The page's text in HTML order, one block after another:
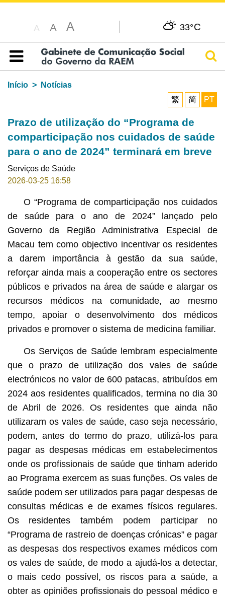
A A A 33°C
Índice
Início
Notícias
繁
简 PT
Prazo de utilização do “Programa de
comparticipação nos cuidados de saúde
para o ano de 2024” terminará em breve
Serviços de Saúde
2026-03-25 16:58
O “Programa de comparticipação nos cuidados
de saúde para o ano de 2024” lançado pelo
Governo da Região Administrativa Especial de
Macau tem como objectivo incentivar os residentes
a darem importância à gestão da sua saúde,
reforçar ainda mais a cooperação entre os sectores
públicos e privados na área de saúde e alargar os
recursos médicos na comunidade, ao mesmo
tempo, apoiar o desenvolvimento dos médicos
privados e promover o sistema de medicina familiar.
Os Serviços de Saúde lembram especialmente
que o prazo de utilização dos vales de saúde
electrónicos no valor de 600 patacas, atribuídos em
2024 aos residentes qualificados, termina no dia 30
de Abril de 2026. Os residentes que ainda não
utilizaram os vales de saúde, caso seja necessário,
podem, antes do termo do prazo, utilizá-los para
pagar as despesas médicas em estabelecimentos
onde os profissionais de saúde que tinham aderido
ao Programa exercem as suas funções. Os vales de
saúde podem ser utilizados para pagar despesas de
consultas médicas e de exames físicos regulares.
Os residentes também podem participar no
“Programa de rastreio de doenças crónicas” e pagar
as despesas dos respectivos exames médicos com
os vales de saúde, de modo a ajudá-los a detectar,
o mais cedo possível, os riscos para a saúde, a
obter as opiniões profissionais do pessoal médico e